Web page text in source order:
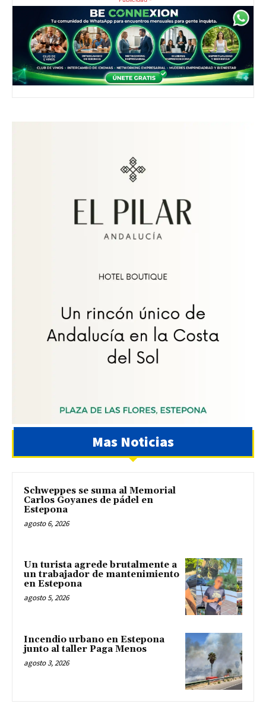
Mas Noticias
Schweppes se suma al Memorial
Carlos Goyanes de pádel en
Estepona
agosto 6, 2026
Un turista agrede brutalmente a
un trabajador de mantenimiento
en Estepona
agosto 5, 2026
Incendio urbano en Estepona
junto al taller Paga Menos
agosto 3, 2026